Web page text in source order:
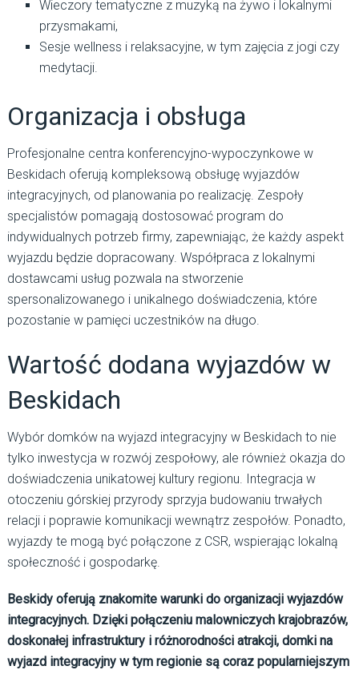
Wieczory tematyczne z muzyką na żywo i lokalnymi
przysmakami,
Sesje wellness i relaksacyjne, w tym zajęcia z jogi czy
medytacji.
Organizacja i obsługa
Profesjonalne centra konferencyjno-wypoczynkowe w
Beskidach oferują kompleksową obsługę wyjazdów
integracyjnych, od planowania po realizację. Zespoły
specjalistów pomagają dostosować program do
indywidualnych potrzeb firmy, zapewniając, że każdy aspekt
wyjazdu będzie dopracowany. Współpraca z lokalnymi
dostawcami usług pozwala na stworzenie
spersonalizowanego i unikalnego doświadczenia, które
pozostanie w pamięci uczestników na długo.
Wartość dodana wyjazdów w
Beskidach
Wybór domków na wyjazd integracyjny w Beskidach to nie
tylko inwestycja w rozwój zespołowy, ale również okazja do
doświadczenia unikatowej kultury regionu. Integracja w
otoczeniu górskiej przyrody sprzyja budowaniu trwałych
relacji i poprawie komunikacji wewnątrz zespołów. Ponadto,
wyjazdy te mogą być połączone z CSR, wspierając lokalną
społeczność i gospodarkę.
Beskidy oferują znakomite warunki do organizacji wyjazdów
integracyjnych. Dzięki połączeniu malowniczych krajobrazów,
doskonałej infrastruktury i różnorodności atrakcji, domki na
wyjazd integracyjny w tym regionie są coraz popularniejszym